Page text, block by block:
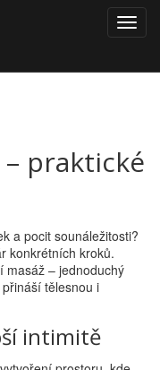
praktické
a pocit sounáležitosti?
konkrétních kroků.
masáž – jednoduchý
tělesnou i
intimitě